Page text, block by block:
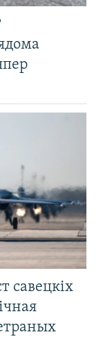
савецкіх